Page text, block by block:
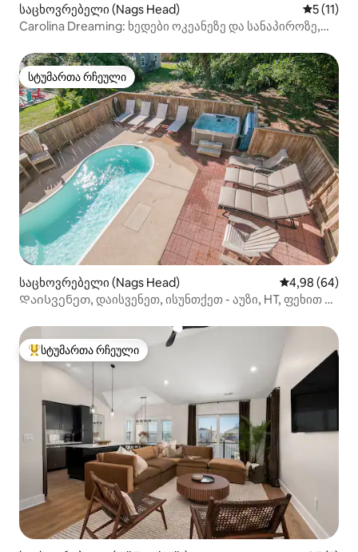
საცხოვრებელი (Nags Head) საშუალო
5 (11)
Carolina Dreaming: ხედები ოკეანეზე და სანაპიროზე,
სტუმართა რჩეული
სტუმართა რჩეული
საცხოვრებელი (Nags Head) საშუალო
4,98 (64)
Დაისვენეთ, დაისვენეთ, ისუნთქეთ - აუზი, HT, ფეხით 3
სტუმართა რჩეული მოწინავე ვარიანტი
სტუმართა რჩეული